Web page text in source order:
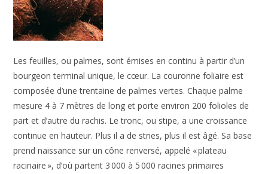
Les feuilles, ou palmes, sont émises en continu à partir d’un
bourgeon terminal unique, le cœur. La couronne foliaire est
composée d’une trentaine de palmes vertes. Chaque palme
mesure 4 à 7 mètres de long et porte environ 200 folioles de
part et d’autre du rachis. Le tronc, ou stipe, a une croissance
continue en hauteur. Plus il a de stries, plus il est âgé. Sa base
prend naissance sur un cône renversé, appelé « plateau
racinaire », d’où partent 3 000 à 5 000 racines primaires